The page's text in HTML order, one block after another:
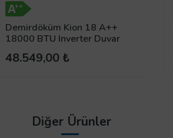
Demirdöküm Kion 18 A++
18000 BTU Inverter Duvar
48.549,00 ₺
Diğer Ürünler